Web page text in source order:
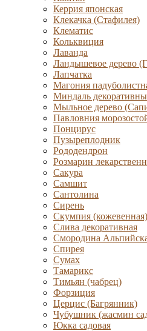
Керрия японская
Клекачка (Стафилея)
Клематис
Кольквиция
Лаванда
Ландышевое дерево
Лапчатка
Магония
Миндаль
Мыльное дерево
Павловния
Понцирус
Пузыреплодник
Рододендрон
Розмарин
Сакура
Самшит
Сантолина
Сирень
Скумпия (кожевенная)
Слива декоративная
Смородина
Спирея
Сумах
Тамарикс
Тимьян (чабрец)
Форзиция
Церцис (Багрянник)
Чубушник (жасмин
Юкка садовая